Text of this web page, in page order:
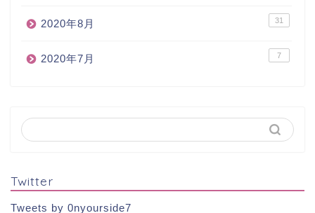
2020年8月 31
2020年7月 7
Twitter
Tweets by 0nyourside7